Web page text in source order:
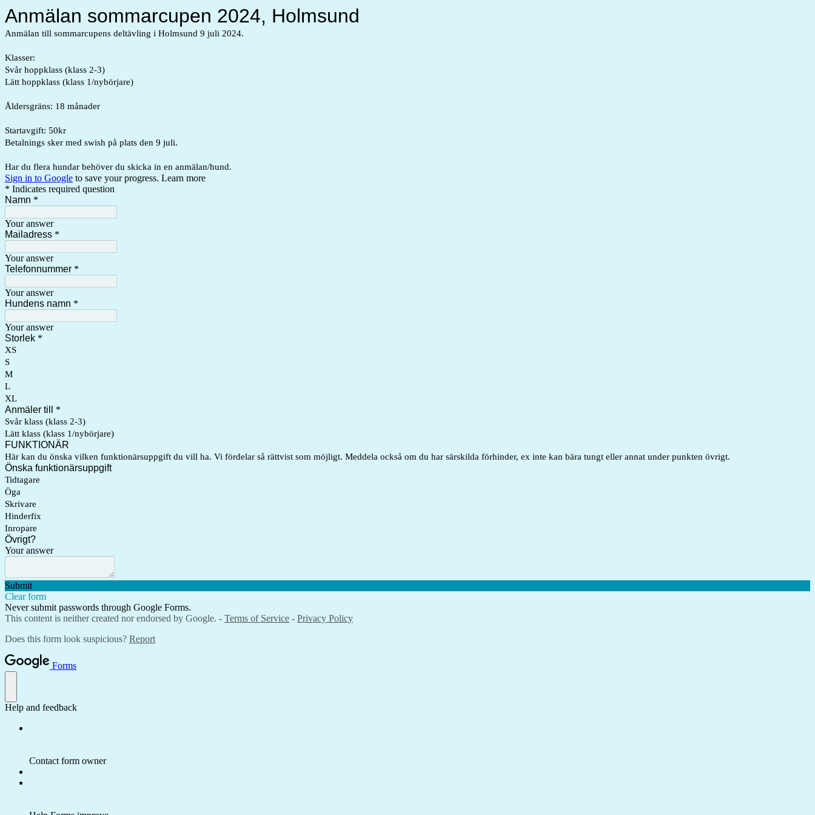
Anmälan sommarcupen 2024, Holmsund
Anmälan till sommarcupens deltävling i Holmsund 9 juli 2024.
Klasser:
Svår hoppklass (klass 2-3)
Lätt hoppklass (klass 1/nybörjare)
Åldersgräns: 18 månader
Startavgift: 50kr
Betalnings sker med swish på plats den 9 juli.
Har du flera hundar behöver du skicka in en anmälan/hund.
Sign in to Google to save your progress. Learn more
* Indicates required question
Namn *
Your answer
Mailadress *
Your answer
Telefonnummer *
Your answer
Hundens namn *
Your answer
Storlek *
XS
S
M
L
XL
Anmäler till *
Svår klass (klass 2-3)
Lätt klass (klass 1/nybörjare)
FUNKTIONÄR
Här kan du önska vilken funktionärsuppgift du vill ha. Vi fördelar så rättvist som möjligt. Meddela också om du har särskilda förhinder, ex inte kan bära tungt eller annat under punkten övrigt.
Önska funktionärsuppgift
Tidtagare
Öga
Skrivare
Hinderfix
Inropare
Övrigt?
Your answer
Submit
Clear form
Never submit passwords through Google Forms.
This content is neither created nor endorsed by Google. - Terms of Service - Privacy Policy
Does this form look suspicious? Report
Forms
Help and feedback
Contact form owner